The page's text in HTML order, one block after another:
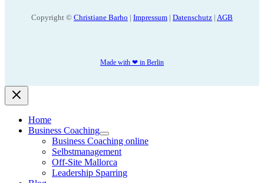
Copyright © Christiane Barho | Impressum | Datenschutz | AGB
Made with ❤ in Berlin
Home
Business Coaching
Business Coaching online
Selbstmanagement
Off-Site Mallorca
Leadership Sparring